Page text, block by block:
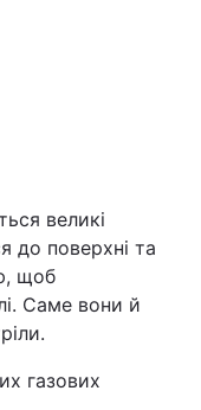
великі
до поверхні та
щоб
Саме вони й
газових